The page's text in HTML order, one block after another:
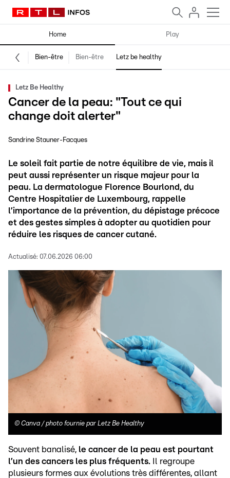
Home Play
Bien-être Bien-être Letz be healthy
Letz Be Healthy
Cancer de la peau: "Tout ce qui
change doit alerter"
Sandrine Stauner-Facques
Le soleil fait partie de notre équilibre de vie, mais il
peut aussi représenter un risque majeur pour la
peau. La dermatologue Florence Bourlond, du
Centre Hospitalier de Luxembourg, rappelle
l’importance de la prévention, du dépistage précoce
et des gestes simples à adopter au quotidien pour
réduire les risques de cancer cutané.
Actualisé: 07.06.2026 06:00
© Canva / photo fournie par Letz Be Healthy
Souvent banalisé, le cancer de la peau est pourtant
l’un des cancers les plus fréquents. Il regroupe
plusieurs formes aux évolutions très différentes, allant